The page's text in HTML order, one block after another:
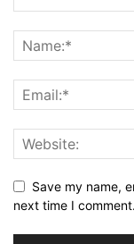
Save my name,
next time I comment.